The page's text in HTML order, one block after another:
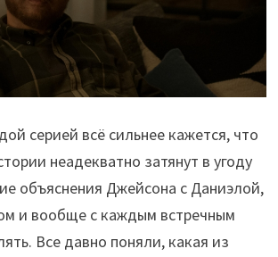
серией всё сильнее кажется, что
неадекватно затянут в угоду
объяснения Джейсона с Даниэлой,
и вообще с каждым встречным
Все давно поняли, какая из